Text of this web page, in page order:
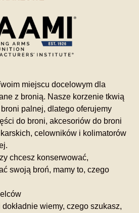
miejscu docelowym dla
z bronią. Nasze korzenie tkwią
palnej, dlatego oferujemy
do broni, akcesoriów do broni
celowników i kolimatorów
chcesz konserwować,
swoją broń, mamy to, czego
wiemy, czego szukasz,